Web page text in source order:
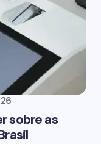
sobre as